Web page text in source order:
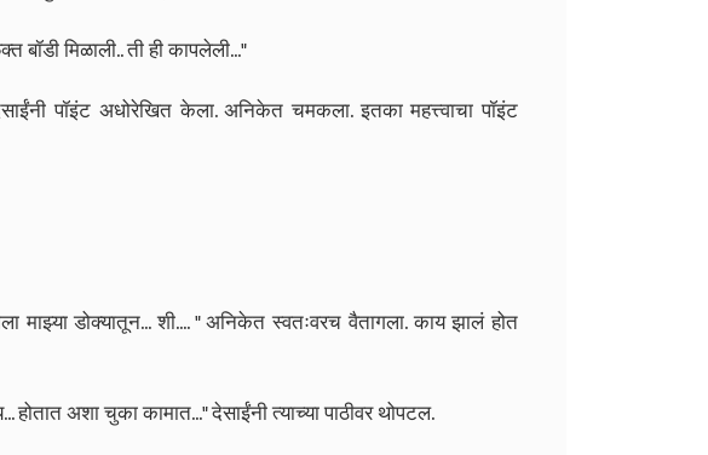
बॉडी मिळाली.. ती ही कापलेली..."
पॉइंट अधोरेखित केला. अनिकेत चमकला. इतका महत्त्वाचा पॉइंट
माझ्या डोक्यातून... शी.... " अनिकेत स्वतःवरच वैतागला. काय झालं होत
होतात अशा चुका कामात..." देसाईंनी त्याच्या पाठीवर थोपटल.